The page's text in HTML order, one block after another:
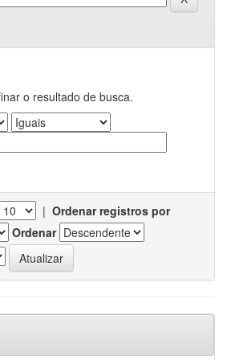
o resultado de busca.
| Ordenar registros por
Ordenar